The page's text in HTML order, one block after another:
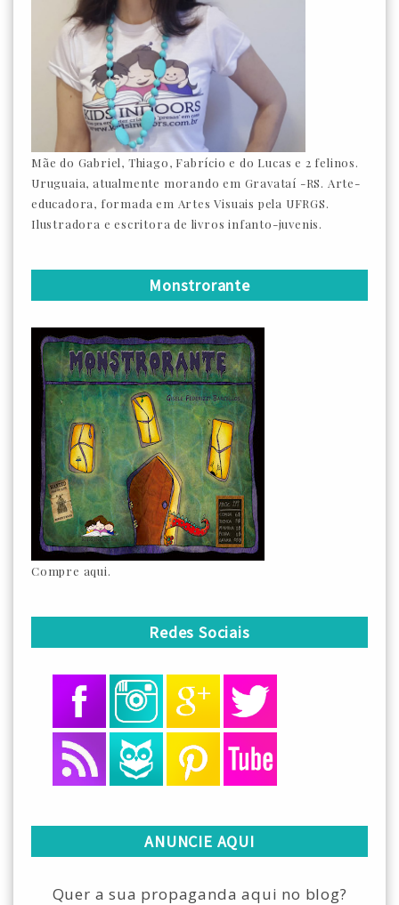
Mãe do Gabriel, Thiago, Fabrício e do Lucas e 2 felinos.
Uruguaia, atualmente morando em Gravataí -RS. Arte-
educadora, formada em Artes Visuais pela UFRGS.
Ilustradora e escritora de livros infanto-juvenis.
Monstrorante
Compre aqui.
Redes Sociais
ANUNCIE AQUI
Quer a sua propaganda aqui no blog?